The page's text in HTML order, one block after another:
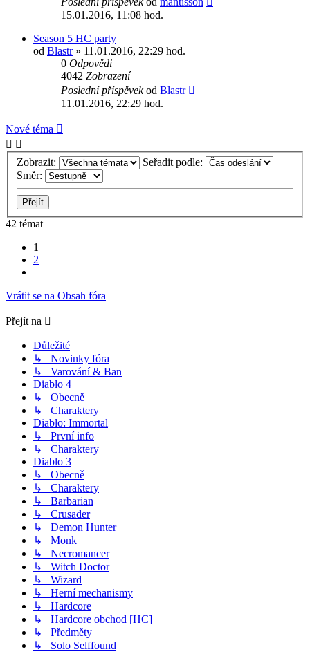
15.01.2016, 11:08 hod.
Season 5 HC party
od Blastr» 11.01.2016, 22:29 hod.
0 Odpovědi
4042 Zobrazení
Poslední příspěvekod Blastr
11.01.2016, 22:29 hod.
Nové téma
Zobrazit:
Seřadit podle:
Směr:
42 témat
1
2
Vrátit se na Obsah fóra
Přejít na
Důležité
↳ Novinky fóra
↳ Varování & Ban
Diablo 4
↳ Obecně
↳ Charaktery
Diablo: Immortal
↳ První info
↳ Charaktery
Diablo 3
↳ Obecně
↳ Charaktery
↳ Barbarian
↳ Crusader
↳ Demon Hunter
↳ Monk
↳ Necromancer
↳ Witch Doctor
↳ Wizard
↳ Herní mechanismy
↳ Hardcore
↳ Hardcore obchod [HC]
↳ Předměty
↳ Solo Selffound